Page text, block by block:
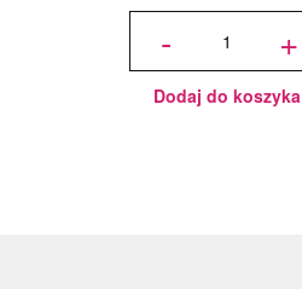
-
ilość
okrągły
Choinki
cm, h 1
cm - PC
+
Dodaj do koszyka